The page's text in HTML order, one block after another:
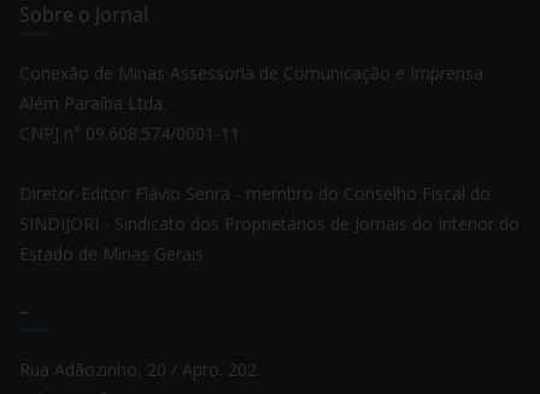
Sobre o Jornal
Conexão de Minas Assessoria de Comunicação e Imprensa
Além Paraíba Ltda.
CNPJ n° 09.608.574/0001-11
Diretor-Editor: Flávio Senra - membro do Conselho Fiscal do
SINDIJORI - Sindicato dos Proprietários de Jornais do Interior do
Estado de Minas Gerais
–
Rua Adãozinho, 20 / Apto. 202